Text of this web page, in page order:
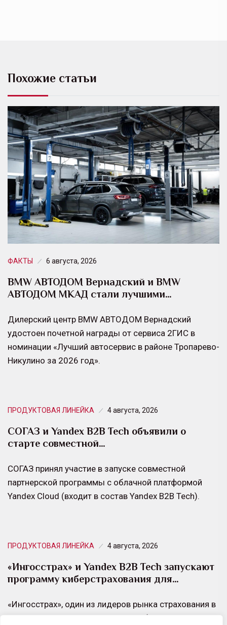
Похожие статьи
ФАКТЫ 6 августа, 2026
BMW АВТОДОМ Вернадский и BMW
АВТОДОМ МКАД стали лучшими…
Дилерский центр BMW АВТОДОМ Вернадский
удостоен почетной награды от сервиса 2ГИС в
номинации «Лучший автосервис в районе Тропарево-
Никулино за 2026 год».
ПРОДУКТОВАЯ ЛИНЕЙКА 4 августа, 2026
СОГАЗ и Yandex B2B Tech объявили о
старте совместной…
СОГАЗ принял участие в запуске совместной
партнерской программы с облачной платформой
Yandex Cloud (входит в состав Yandex B2B Tech).
ПРОДУКТОВАЯ ЛИНЕЙКА 4 августа, 2026
«Ингосстрах» и Yandex B2B Tech запускают
программу киберстрахования для…
«Ингосстрах», один из лидеров рынка страхования в
России, совместно с Yandex Cloud (входит в состав